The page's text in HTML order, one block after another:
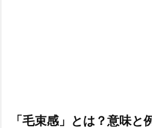
「毛束感」とは？意味と